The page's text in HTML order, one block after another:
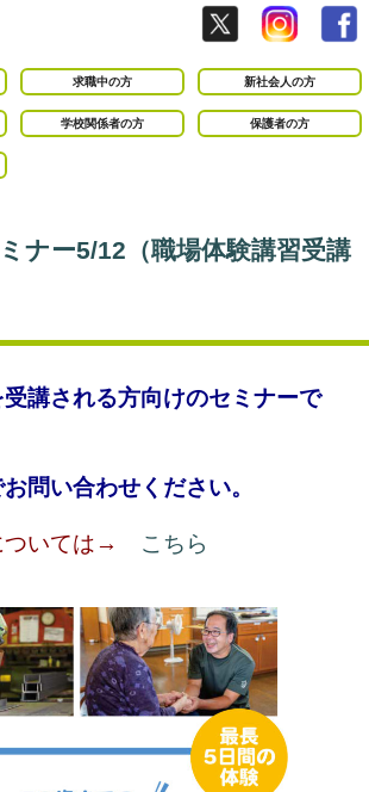
求職中の方 新社会人の方
学校関係者の方 保護者の方
ナー5/12（職場体験講習受講
講される方向けのセミナーで
問い合わせください。
ついては→ こちら